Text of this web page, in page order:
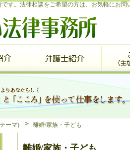
す。法律相談をご希望の方は、お気軽にお問
ーマ) 離婚/家族・子ども
離婚/家族・子ども